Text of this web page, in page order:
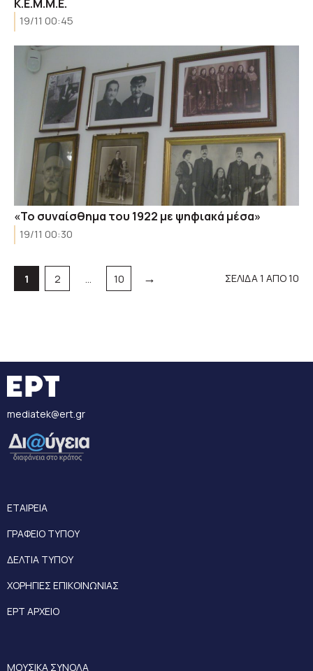
Κ.Ε.Μ.Μ.Ε.
19/11 00:45
«Το συναίσθημα του 1922 με ψηφιακά μέσα»
19/11 00:30
Σελίδα
1 Σελίδα
2 … Σελίδα
10 → ΣΕΛΙΔΑ 1 ΑΠΟ 10
mediatek@ert.gr
ΕΤΑΙΡΕΙΑ
ΓΡΑΦΕΙΟ ΤΥΠΟΥ
ΔΕΛΤΙΑ ΤΥΠΟΥ
ΧΟΡΗΓΙΕΣ ΕΠΙΚΟΙΝΩΝΙΑΣ
ΕΡΤ ΑΡΧΕΙΟ
ΜΟΥΣΙΚΑ ΣΥΝΟΛΑ